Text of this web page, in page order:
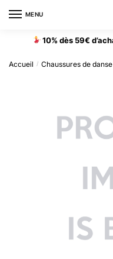
MENU
10% dès 59€
Accueil / Chaussures de